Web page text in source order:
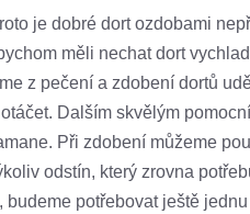
je dobré dort ozdobami
měli nechat dort
z pečení a zdobení dortů
Dalším skvělým
Při zdobení můžeme
odstín, který zrovna
potřebovat ještě